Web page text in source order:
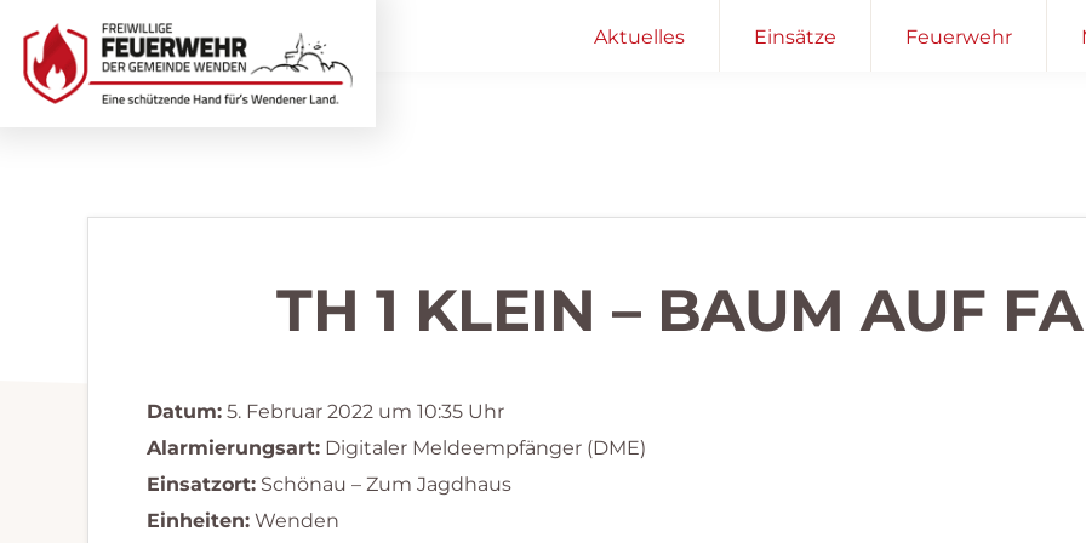
Hauptnavigation
springen
Inhalt
springen
Aktuelles Einsätze Feuerwehr
TH 1 KLEIN – BAUM AUF
Datum: 5. Februar 2022 um 10:35 Uhr
Alarmierungsart: Digitaler Meldeempfänger (DME)
Einsatzort: Schönau – Zum Jagdhaus
Einheiten: Wenden